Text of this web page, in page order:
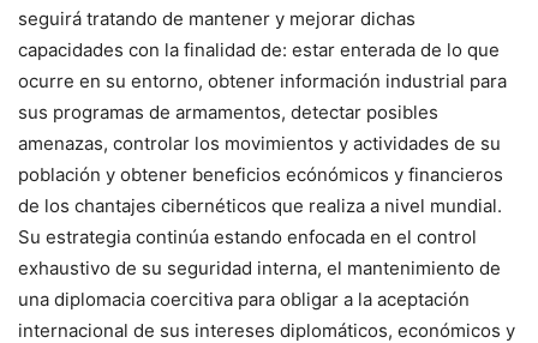
seguirá tratando de mantener y mejorar dichas
capacidades con la finalidad de: estar enterada de lo que
ocurre en su entorno, obtener información industrial para
sus programas de armamentos, detectar posibles
amenazas, controlar los movimientos y actividades de su
población y obtener beneficios ecónómicos y financieros
de los chantajes cibernéticos que realiza a nivel mundial.
Su estrategia continúa estando enfocada en el control
exhaustivo de su seguridad interna, el mantenimiento de
una diplomacia coercitiva para obligar a la aceptación
internacional de sus intereses diplomáticos, económicos y